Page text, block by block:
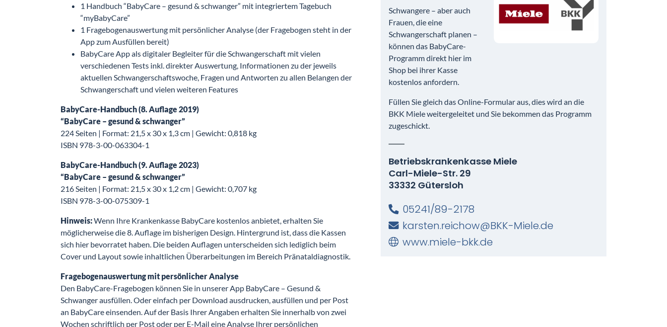
1 Handbuch “BabyCare – gesund & schwanger” mit integriertem Tagebuch
“myBabyCare”
1 Fragebogenauswertung mit persönlicher Analyse (der Fragebogen steht in der
App zum Ausfüllen bereit)
BabyCare App als digitaler Begleiter für die Schwangerschaft mit vielen
verschiedenen Tests inkl. direkter Auswertung, Informationen zu der jeweils
aktuellen Schwangerschaftswoche, Fragen und Antworten zu allen Belangen der
Schwangerschaft und vielen weiteren Features
BabyCare-Handbuch (8. Auflage 2019)
“BabyCare – gesund & schwanger”
224 Seiten | Format: 21,5 x 30 x 1,3 cm | Gewicht: 0,818 kg
ISBN 978-3-00-063304-1
BabyCare-Handbuch (9. Auflage 2023)
“BabyCare – gesund & schwanger”
216 Seiten | Format: 21,5 x 30 x 1,2 cm | Gewicht: 0,707 kg
ISBN 978-3-00-075309-1
Hinweis:Wenn Ihre Krankenkasse BabyCare kostenlos anbietet, erhalten Sie
möglicherweise die 8. Auflage im bisherigen Design. Hintergrund ist, dass die Kassen
sich hier bevorratet haben. Die beiden Auflagen unterscheiden sich lediglich beim
Cover und Layout sowie inhaltlichen Überarbeitungen im Bereich Pränataldiagnostik.
Fragebogenauswertung mit persönlicher Analyse
Den BabyCare-Fragebogen können Sie in unserer App BabyCare – Gesund &
Schwanger ausfüllen. Oder einfach per Download ausdrucken, ausfüllen und per Post
an BabyCare einsenden. Auf der Basis Ihrer Angaben erhalten Sie innerhalb von zwei
Wochen schriftlich per Post oder per E-Mail eine Analyse Ihrer persönlichen
Schwangere – aber auch
Frauen, die eine
Schwangerschaft planen –
können das BabyCare-
Programm direkt hier im
Shop bei ihrer Kasse
kostenlos anfordern.
Füllen Sie gleich das Online-Formular aus, dies wird an die
BKK Miele weitergeleitet und Sie bekommen das Programm
zugeschickt.
Betriebskrankenkasse Miele
Carl-Miele-Str. 29
33332 Gütersloh
05241/89-2178
karsten.reichow@BKK-Miele.de
www.miele-bkk.de